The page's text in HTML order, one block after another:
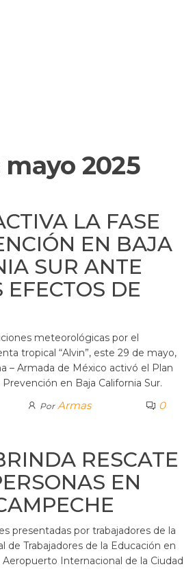
mayo 2025
LA FASE
EN BAJA
SUR ANTE
EFECTOS DE
meteorológicas por el
tropical “Alvin”, este 29 de mayo,
– Armada de México activó el Plan
en Baja California Sur.
Por Armas 0
RESCATE
EN
presentadas por trabajadores de la
de Trabajadores de la Educación en
Aeropuerto Internacional de la Ciudad